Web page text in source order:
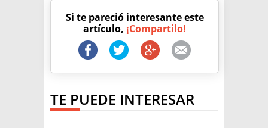
Si te pareció interesante este
artículo, ¡Compartilo!
TE PUEDE INTERESAR